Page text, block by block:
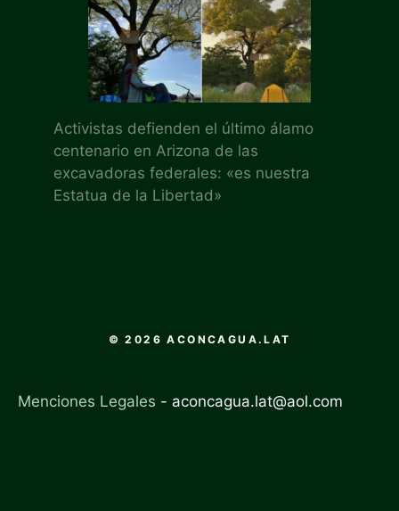
Activistas defienden el último álamo
centenario en Arizona de las
excavadoras federales: «es nuestra
Estatua de la Libertad»
© 2026 ACONCAGUA.LAT
Menciones Legales - aconcagua.lat@aol.com